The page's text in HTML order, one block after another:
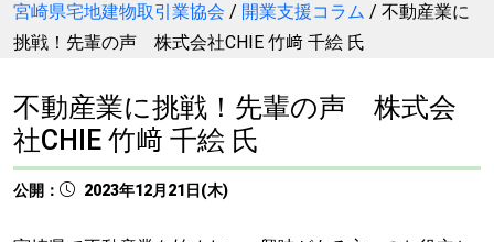
宮崎県宅地建物取引業協会 / 開業支援コラム / 不動産業に
挑戦！先輩の声 株式会社CHIE 竹﨑 千絵 氏
不動産業に挑戦！先輩の声 株式会
社CHIE 竹﨑 千絵 氏
公開： 2023年12月21日(木)